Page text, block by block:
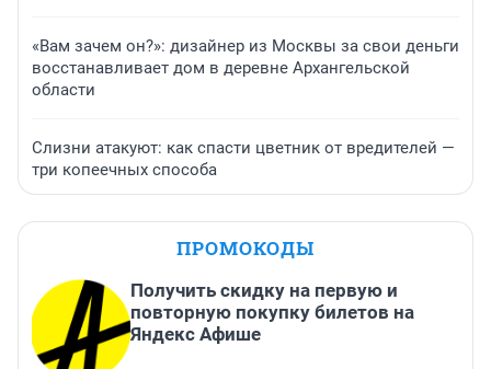
«Вам зачем он?»: дизайнер из Москвы за свои деньги
восстанавливает дом в деревне Архангельской
области
Слизни атакуют: как спасти цветник от вредителей —
три копеечных способа
ПРОМОКОДЫ
Получить скидку на первую и
повторную покупку билетов на
Яндекс Афише